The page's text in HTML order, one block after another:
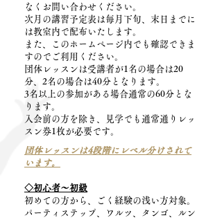
なくお問い合わせください。
次月の講習予定表は毎月下旬、末日までに
は教室内で配布いたします。
また、このホームページ内でも確認できま
すのでご利用ください。
団体レッスンは受講者が1名の場合は20
分、2名の場合は40分となります。
3名以上の参加がある場合通常の60分とな
ります。
入会前の方を除き、見学でも通常通りレッ
スン券1枚が必要です。
団体レッスンは4段階にレベル分けされて
います。
◇初心者～初級
初めての方から、ごく経験の浅い方対象。
パーティステップ、ワルツ、タンゴ、ルン